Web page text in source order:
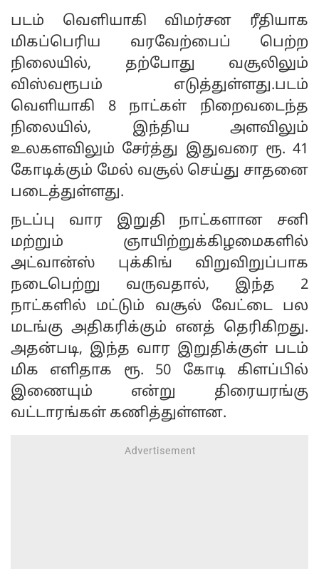
படம் வெளியாகி விமர்சன ரீதியாக
மிகப்பெரிய வரவேற்பைப் பெற்ற
நிலையில், தற்போது வசூலிலும்
விஸ்வரூபம் எடுத்துள்ளது.படம்
வெளியாகி 8 நாட்கள் நிறைவடைந்த
நிலையில், இந்திய அளவிலும்
உலகளவிலும் சேர்த்து இதுவரை ரூ. 41
கோடிக்கும் மேல் வசூல் செய்து சாதனை
படைத்துள்ளது.
நடப்பு வார இறுதி நாட்களான சனி
மற்றும் ஞாயிற்றுக்கிழமைகளில்
அட்வான்ஸ் புக்கிங் விறுவிறுப்பாக
நடைபெற்று வருவதால், இந்த 2
நாட்களில் மட்டும் வசூல் வேட்டை பல
மடங்கு அதிகரிக்கும் எனத் தெரிகிறது.
அதன்படி, இந்த வார இறுதிக்குள் படம்
மிக எளிதாக ரூ. 50 கோடி கிளப்பில்
இணையும் என்று திரையரங்கு
வட்டாரங்கள் கணித்துள்ளன.